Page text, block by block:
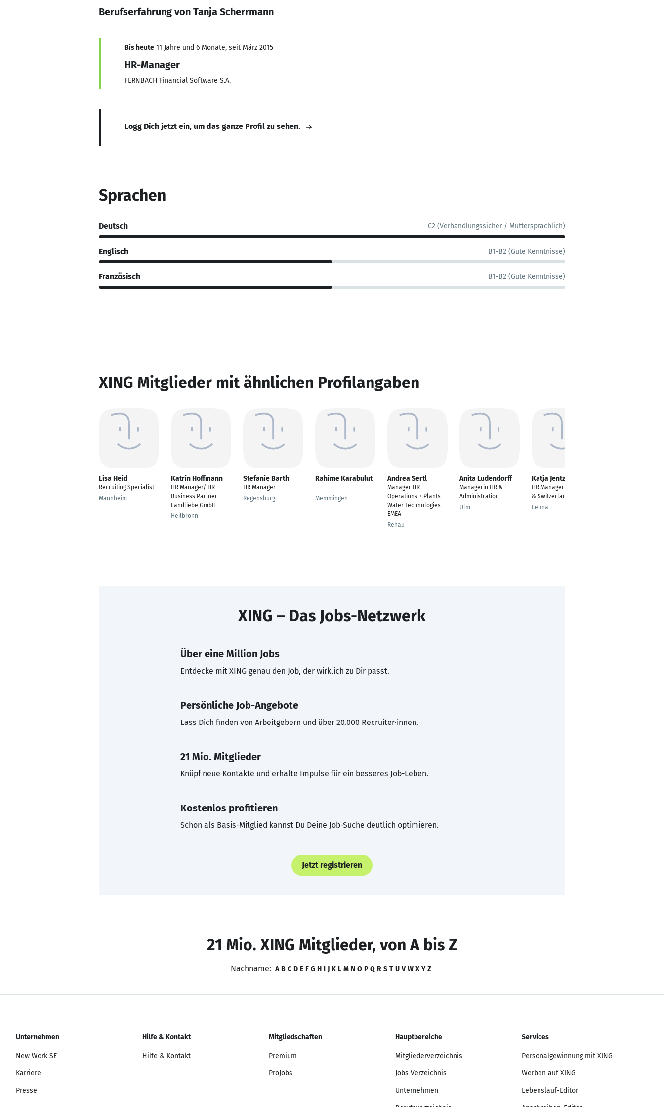
Berufserfahrung von Tanja Scherrmann
Bis heute 11 Jahre und 6 Monate, seit März 2015
HR-Manager
FERNBACH Financial Software S.A.
Logg Dich jetzt ein, um das ganze Profil zu sehen.
Sprachen
Deutsch C2 (Verhandlungssicher / Muttersprachlich)
Englisch B1-B2 (Gute Kenntnisse)
Französisch B1-B2 (Gute Kenntnisse)
XING Mitglieder mit ähnlichen Profilangaben
Lisa Heid
Recruiting Specialist
Mannheim
Katrin Hoffmann
HR Manager/ HR
Business Partner
Landliebe GmbH
Heilbronn
Stefanie Barth
HR Manager
Regensburg
Rahime Karabulut
---
Memmingen
Andrea Sertl
Manager HR
Operations + Plants
Water Technologies
EMEA
Rehau
Anita Ludendorff
Managerin HR &
Administration
Ulm
Katja Jentzsch
HR Manager Germany
& Switzerland
Leuna
XING – Das Jobs-Netzwerk
Über eine Million Jobs
Entdecke mit XING genau den Job, der wirklich zu Dir passt.
Persönliche Job-Angebote
Lass Dich finden von Arbeitgebern und über 20.000 Recruiter·innen.
21 Mio. Mitglieder
Knüpf neue Kontakte und erhalte Impulse für ein besseres Job-Leben.
Kostenlos profitieren
Schon als Basis-Mitglied kannst Du Deine Job-Suche deutlich optimieren.
Jetzt registrieren
21 Mio. XING Mitglieder, von A bis Z
Nachname: A B C D E F G H I J K L M N O P Q R S T U V W X Y Z
Unternehmen
New Work SE
Karriere
Presse
Hilfe & Kontakt
Hilfe & Kontakt
Mitgliedschaften
Premium
ProJobs
Hauptbereiche
Mitgliederverzeichnis
Jobs Verzeichnis
Unternehmen
Services
Personalgewinnung mit XING
Werben auf XING
Lebenslauf-Editor